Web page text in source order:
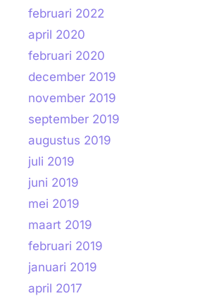
februari 2022
april 2020
februari 2020
december 2019
november 2019
september 2019
augustus 2019
juli 2019
juni 2019
mei 2019
maart 2019
februari 2019
januari 2019
april 2017